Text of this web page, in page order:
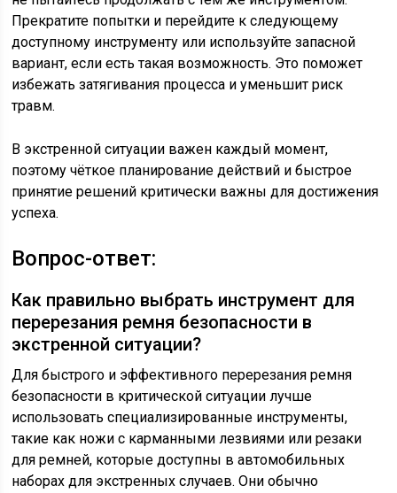
Прекратите попытки и перейдите к следующему
доступному инструменту или используйте запасной
вариант, если есть такая возможность. Это поможет
избежать затягивания процесса и уменьшит риск
травм.
В экстренной ситуации важен каждый момент,
поэтому чёткое планирование действий и быстрое
принятие решений критически важны для достижения
успеха.
Вопрос-ответ:
Как правильно выбрать инструмент для
перерезания ремня безопасности в
экстренной ситуации?
Для быстрого и эффективного перерезания ремня
безопасности в критической ситуации лучше
использовать специализированные инструменты,
такие как ножи с карманными лезвиями или резаки
для ремней, которые доступны в автомобильных
наборах для экстренных случаев. Они обычно